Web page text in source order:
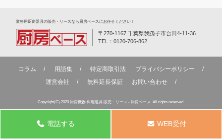
業務⽤厨房器具の販売・リースなら厨房ベースにお任せください！
〒270-1167 千葉県我孫子市台田4-11-36
TEL：0120-706-862
コラム 用語集 特定商取引法
プライバシーポリシー
運営会社
無料延⻑保証 お問い合わせ
Copyright(C) 2020 厨房機器 料理道具 販売・リース - 厨房ベース. All rights reserved.
電話する WEB受付